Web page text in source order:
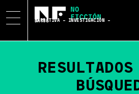
NARRATIVA – INVESTIGACIÓN – DATOS